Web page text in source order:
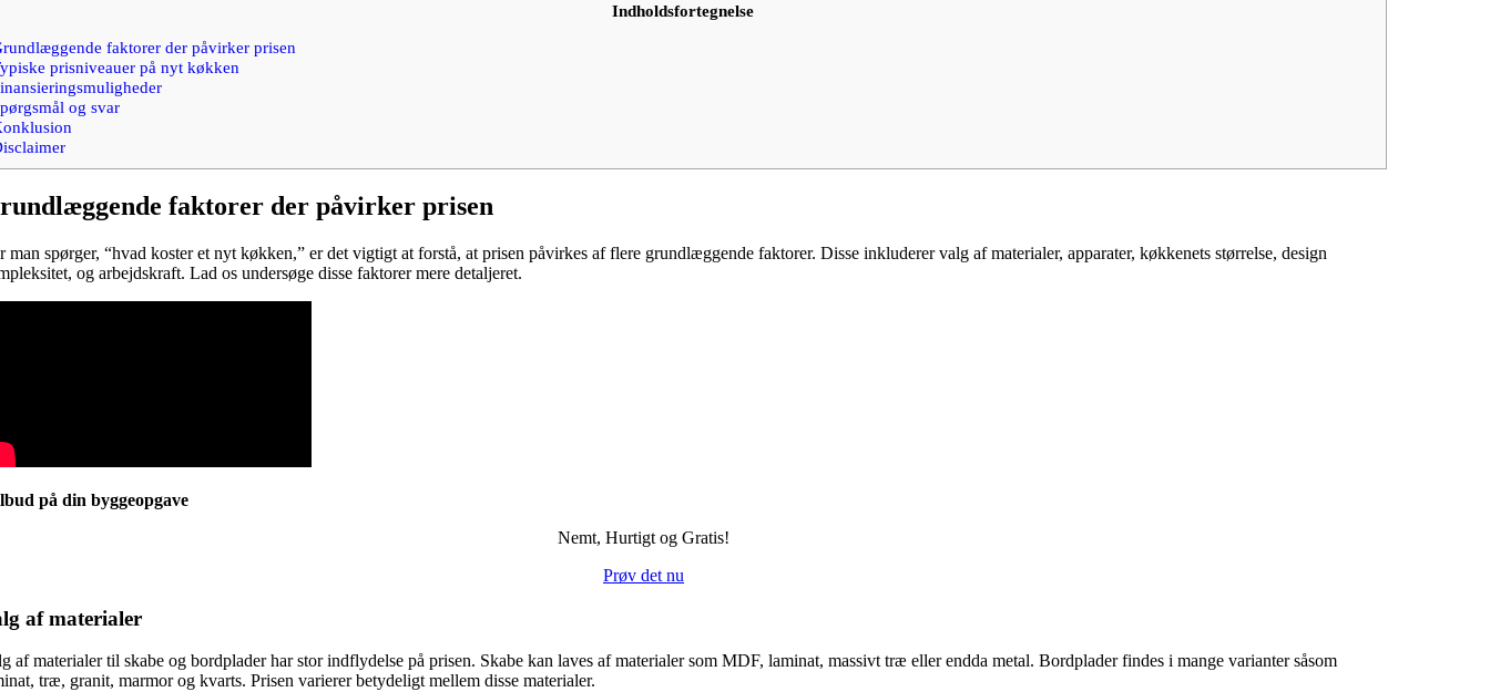
Indholdsfortegnelse
faktorer der påvirker prisen
prisniveauer på nyt køkken
og svar
faktorer der påvirker prisen
man spørger, “hvad koster et nyt køkken,” er det vigtigt at forstå, at prisen påvirkes af flere grundlæggende faktorer. Disse inkluderer valg af materialer, apparater, køkkenets størrelse, design
og arbejdskraft. Lad os undersøge disse faktorer mere detaljeret.
på din byggeopgave
Nemt, Hurtigt og Gratis!
Prøv det nu
af materialer
af materialer til skabe og bordplader har stor indflydelse på prisen. Skabe kan laves af materialer som MDF, laminat, massivt træ eller endda metal. Bordplader findes i mange varianter såsom
træ, granit, marmor og kvarts. Prisen varierer betydeligt mellem disse materialer.